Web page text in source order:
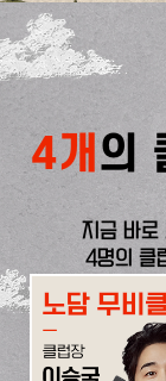
4개 의
지금 바로
4명의 클